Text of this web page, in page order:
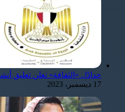
حدادًا.. «الثقافة» تعلن تعليق
17 ديسمبر، 2023